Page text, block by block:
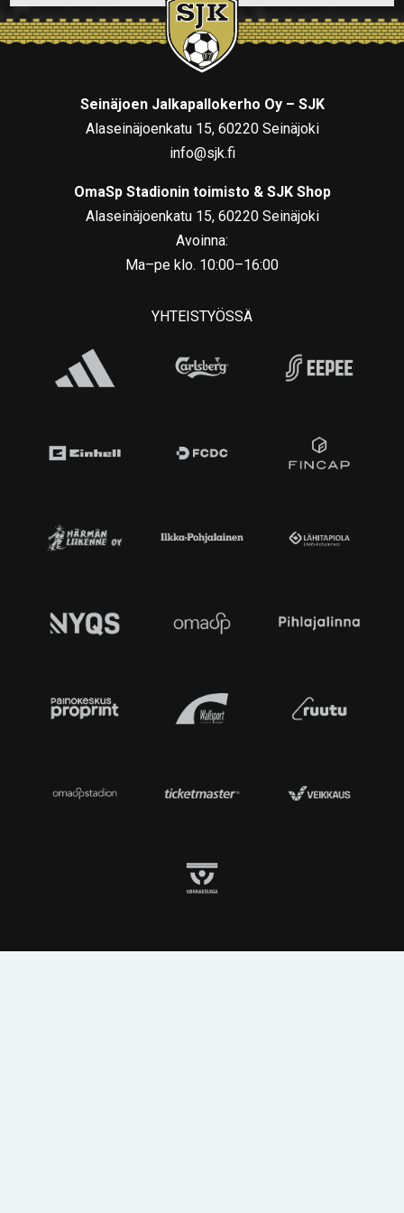
Seinäjoen Jalkapallokerho Oy – SJK
Alaseinäjoenkatu 15, 60220 Seinäjoki
info@sjk.fi
OmaSp Stadionin toimisto & SJK Shop
Alaseinäjoenkatu 15, 60220 Seinäjoki
Avoinna:
Ma–pe klo. 10:00–16:00
YHTEISTYÖSSÄ